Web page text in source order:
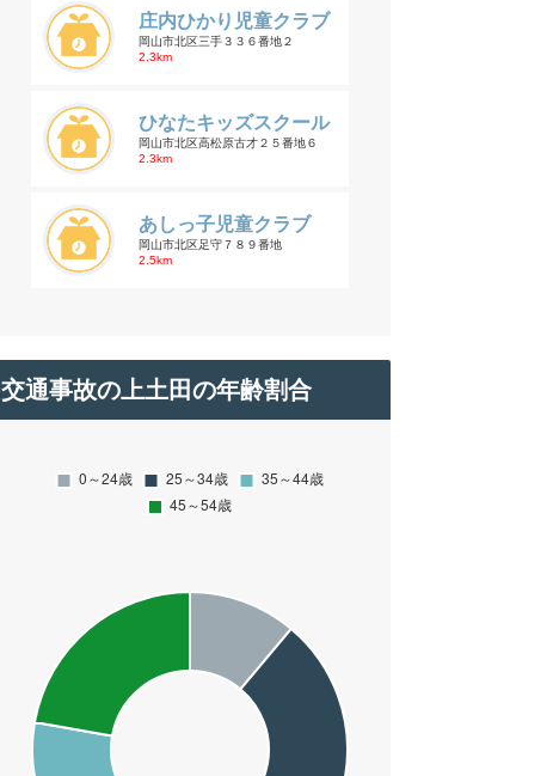
庄内ひかり児童クラブ
岡山市北区三手３３６番地２
2.3km
ひなたキッズスクール
岡山市北区高松原古才２５番地６
2.3km
あしっ子児童クラブ
岡山市北区足守７８９番地
2.5km
交通事故の上土田の年齢割合